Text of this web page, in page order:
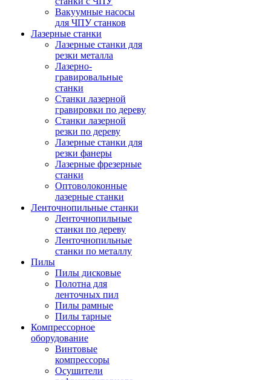
Вакуумные насосы
для ЧПУ станков
Лазерные станки
Лазерные станки для
резки металла
Лазерно-
гравировальные
станки
Станки лазерной
гравировки по дереву
Станки лазерной
резки по дереву
Лазерные станки для
резки фанеры
Лазерные фрезерные
станки
Оптоволоконные
лазерные станки
Ленточнопильные станки
Ленточнопильные
станки по дереву
Ленточнопильные
станки по металлу
Пилы
Пилы дисковые
Полотна для
ленточных пил
Пилы рамные
Пилы тарные
Компрессорное
оборудование
Винтовые
компрессоры
Осушители